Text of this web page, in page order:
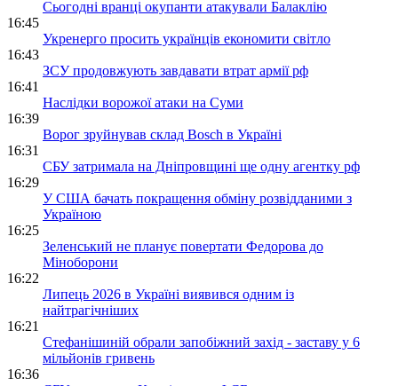
Сьогодні вранці окупанти атакували Балаклію
16:45
Укренерго просить українців економити світло
16:43
ЗСУ продовжують завдавати втрат армії рф
16:41
Наслідки ворожої атаки на Суми
16:39
Ворог зруйнував склад Bosch в Україні
16:31
СБУ затримала на Дніпровщині ще одну агентку рф
16:29
У США бачать покращення обміну розвідданими з
Україною
16:25
Зеленський не планує повертати Федорова до
Міноборони
16:22
Липець 2026 в Україні виявився одним із
найтрагічніших
16:21
Стефанішиній обрали запобіжний захід - заставу у 6
мільйонів гривень
16:36